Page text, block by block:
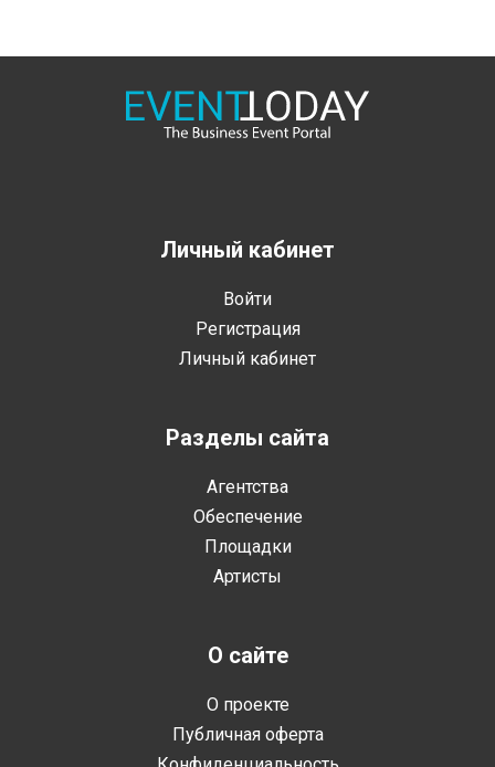
Личный кабинет
Войти
Регистрация
Личный кабинет
Разделы сайта
Агентства
Обеспечение
Площадки
Артисты
О сайте
О проекте
Публичная оферта